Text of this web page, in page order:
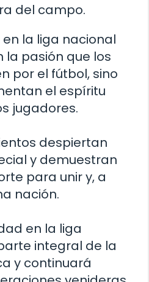
del campo.
la liga nacional
la pasión que los
por el fútbol, sino
el espíritu
jugadores.
despiertan
y demuestran
para unir y, a
nación.
en la liga
integral de la
y continuará